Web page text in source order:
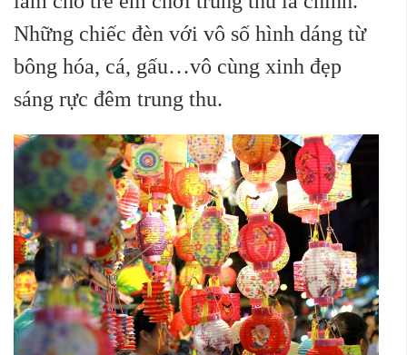
Những chiếc đèn với vô số hình dáng từ
bông hóa, cá, gấu…vô cùng xinh đẹp
sáng rực đêm trung thu.